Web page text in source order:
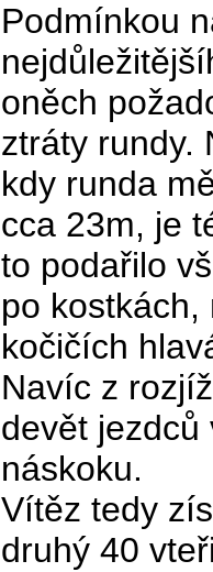
Podmínkou
oněch
ztráty rundy.
kdy runda
cca 23m, je
to podařilo
po
kočičích
Navíc z
devět jezdců
náskoku.
Vítěz tedy
druhý 40